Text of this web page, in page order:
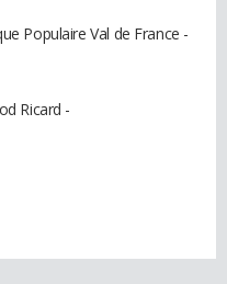
Populaire Val de France -
Ricard -